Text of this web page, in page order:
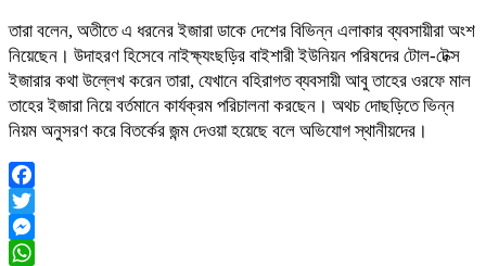
তারা বলেন, অতীতে এ ধরনের ইজারা ডাকে দেশের বিভিন্ন এলাকার ব্যবসায়ীরা অংশ
নিয়েছেন। উদাহরণ হিসেবে নাইক্ষ্যংছড়ির বাইশারী ইউনিয়ন পরিষদের টোল-টেক্স
ইজারার কথা উল্লেখ করেন তারা, যেখানে বহিরাগত ব্যবসায়ী আবু তাহের ওরফে মাল
তাহের ইজারা নিয়ে বর্তমানে কার্যক্রম পরিচালনা করছেন। অথচ দোছড়িতে ভিন্ন
নিয়ম অনুসরণ করে বিতর্কের জন্ম দেওয়া হয়েছে বলে অভিযোগ স্থানীয়দের।
Facebook
Twitter
Messenger